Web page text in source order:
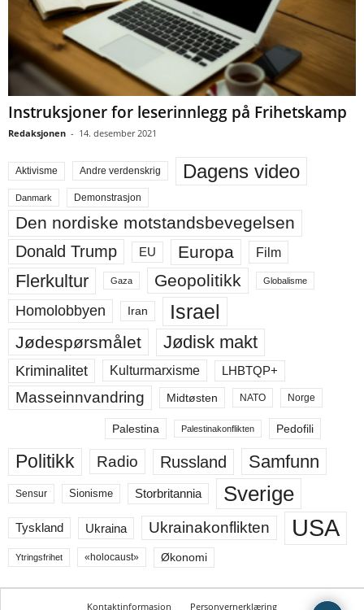
Instruksjoner for leserinnlegg på Frihetskamp
Redaksjonen - 14. desember 2021
Aktivisme Andre verdenskrig Dagens video
Danmark Demonstrasjon
Den nordiske motstandsbevegelsen
Donald Trump EU Europa Film
Flerkultur Gaza Geopolitikk Globalisme
Homolobbyen Iran Israel
Jødespørsmålet Jødisk makt
Kriminalitet Kulturmarxisme LHBTQP+
Masseinnvandring Midtøsten NATO Norge
Palestina Palestinakonflikten Pedofili
Politikk Radio Russland Samfunn
Sensur Sionisme Storbritannia Sverige
Tyskland Ukraina Ukrainakonflikten USA
Ytringsfrihet «holocaust» Økonomi
Kontaktinformasjon Personvernerklæring